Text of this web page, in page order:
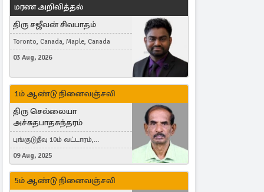
மரண அறிவித்தல்
திரு சஜீவன் சிவபாதம்
Toronto, Canada, Maple, Canada
03 Aug, 2026
1ம் ஆண்டு நினைவஞ்சலி
திரு செல்லையா
அச்சுதபாதசுந்தரம்
புங்குடுதீவு 10ம் வட்டாரம்,
கொள்ளுப்பிட்டி
09 Aug, 2025
5ம் ஆண்டு நினைவஞ்சலி